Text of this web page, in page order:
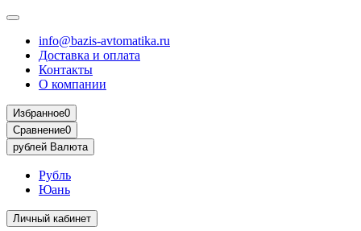
info@bazis-avtomatika.ru
Доставка и оплата
Контакты
О компании
Избранное0
Сравнение0
рублей Валюта
Рубль
Юань
Личный кабинет